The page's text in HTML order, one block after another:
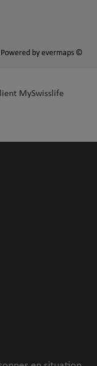
Powered by evermaps ©
MySwisslife